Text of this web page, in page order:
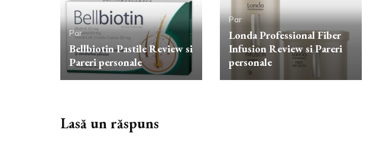
Par
Bellbiotin Pastile Review si
Pareri personale
Par
Londa Professional Fiber
Infusion Review si Pareri
personale
Lasă un răspuns